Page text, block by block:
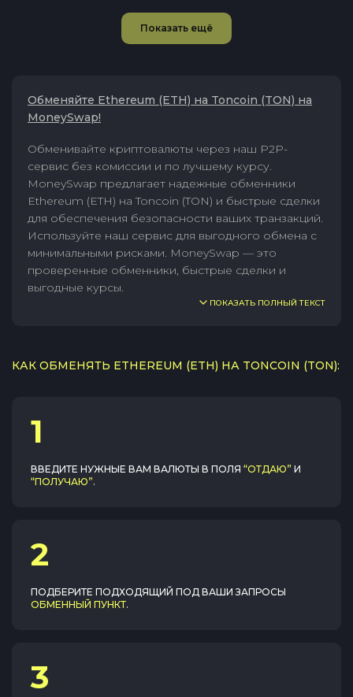
Показать ещё
Обменяйте Ethereum (ETH) на Toncoin (TON) на
MoneySwap!
Обменивайте криптовалюты через наш P2P-
сервис без комиссии и по лучшему курсу.
MoneySwap предлагает надежные обменники
Ethereum (ETH) на Toncoin (TON) и быстрые сделки
для обеспечения безопасности ваших транзакций.
Используйте наш сервис для выгодного обмена с
минимальными рисками. MoneySwap — это
проверенные обменники, быстрые сделки и
выгодные курсы.
ПОКАЗАТЬ ПОЛНЫЙ ТЕКСТ
КАК ОБМЕНЯТЬ ETHEREUM (ETH) НА TONCOIN (TON):
1
ВВЕДИТЕ НУЖНЫЕ ВАМ ВАЛЮТЫ В ПОЛЯ “ОТДАЮ” И
“ПОЛУЧАЮ”.
2
ПОДБЕРИТЕ ПОДХОДЯЩИЙ ПОД ВАШИ ЗАПРОСЫ
ОБМЕННЫЙ ПУНКТ.
3